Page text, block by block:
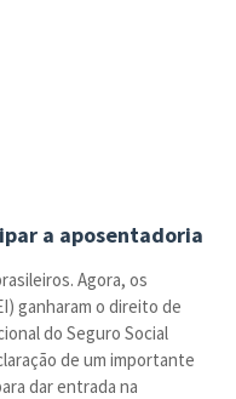
a aposentadoria
Agora, os
ganharam o direito de
do Seguro Social
de um importante
dar entrada na